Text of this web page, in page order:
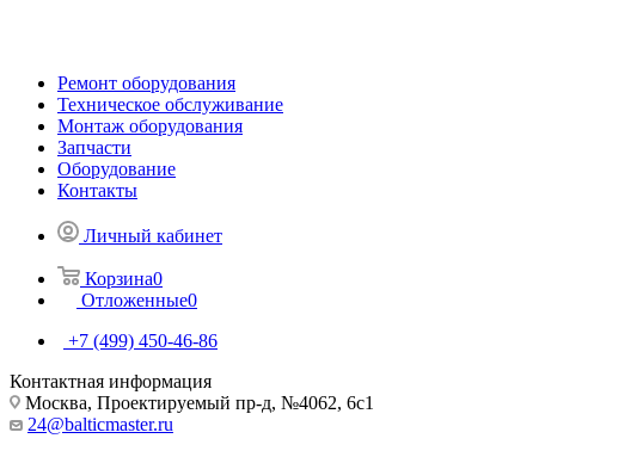
Ремонт оборудования
Техническое обслуживание
Монтаж оборудования
Запчасти
Оборудование
Контакты
Личный кабинет
Корзина0
Отложенные0
+7 (499) 450-46-86
Контактная информация
Москва, Проектируемый пр-д, №4062, 6с1
24@balticmaster.ru